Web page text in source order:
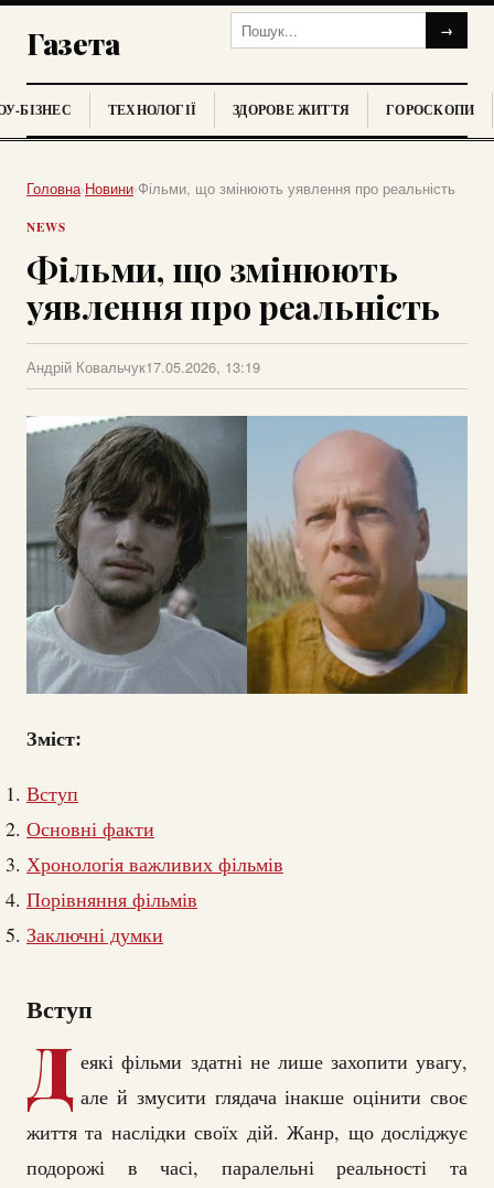
Газета →
БІЗНЕС ТЕХНОЛОГІЇ ЗДОРОВЕ ЖИТТЯ ГОРОСКОПИ
Головна›Новини›Фільми, що змінюють уявлення про реальність
NEWS
Фільми, що змінюють
уявлення про реальність
Андрій Ковальчук17.05.2026, 13:19
Зміст:
Вступ
Основні факти
Хронологія важливих фільмів
Порівняння фільмів
Заключні думки
Вступ
Д еякі фільми здатні не лише захопити увагу,
але й змусити глядача інакше оцінити своє
життя та наслідки своїх дій. Жанр, що досліджує
подорожі в часі, паралельні реальності та